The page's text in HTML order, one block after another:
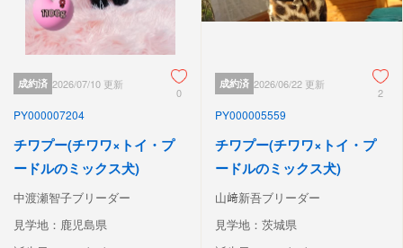
成約済 2026/07/10 更新
0
PY000007204
チワプー(チワワ×トイ・プ
ードルのミックス犬)
中渡瀬智子ブリーダー
見学地：鹿児島県
成約済 2026/06/22 更新
2
PY000005559
チワプー(チワワ×トイ・プ
ードルのミックス犬)
山﨑新吾ブリーダー
見学地：茨城県